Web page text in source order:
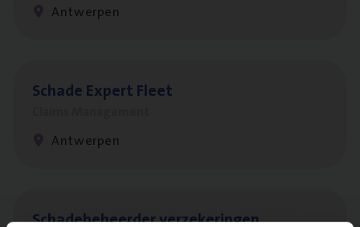
Antwerpen
Scha­de Expert Fleet
Antwerpen
Scha­de­be­heer­der verzekeringen